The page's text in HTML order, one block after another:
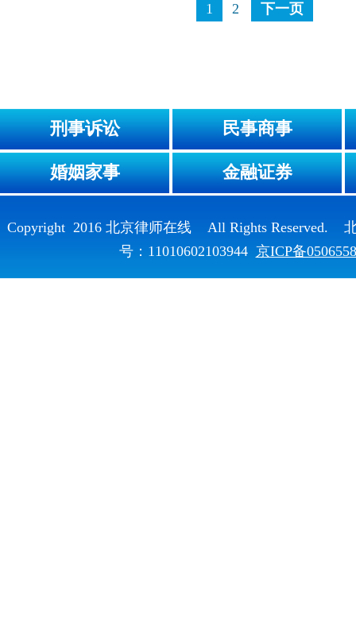
1 2 下一页
刑事诉讼 民事商事
婚姻家事 金融证券
Copyright 2016 北京律师在线 All Rights Reserved.
号：11010602103944 京ICP备